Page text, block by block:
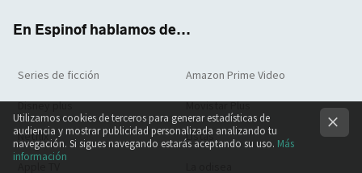
En Espinof hablamos de...
Series de ficción Amazon Prime Video
Disney plus Movistar Plus
Netflix Listas
Utilizamos cookies de terceros para generar estadísticas de
audiencia y mostrar publicidad personalizada analizando tu
navegación. Si sigues navegando estarás aceptando su uso. Más
información